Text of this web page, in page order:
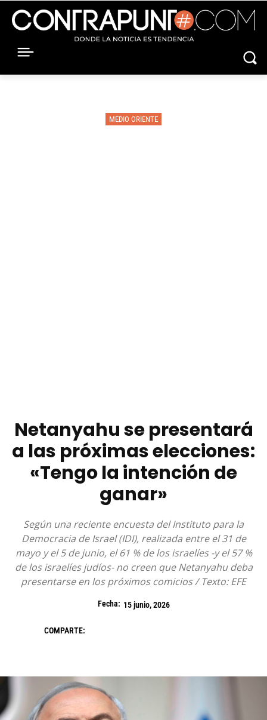
MEDIO ORIENTE
Netanyahu se presentará
a las próximas elecciones:
«Tengo la intención de
ganar»
Según una reciente encuesta del Instituto para la
Democracia de Israel (IDI), realizada entre el 31 de
mayo y el 5 de junio, el 61 % de los israelíes -y el 57 %
de los israelíes judíos- no creen que Netanyahu deba
presentarse en los próximos comicios / Texto: EFE
Fecha: 15 junio, 2026
COMPARTE: